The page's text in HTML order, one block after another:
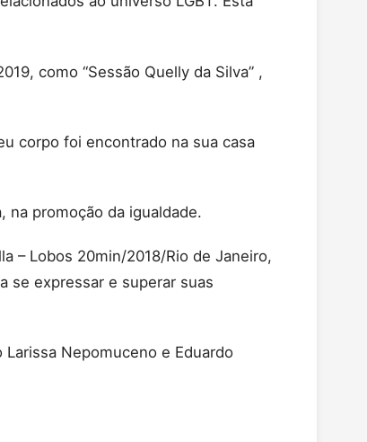
como “Sessão Quelly da Silva” ,
corpo foi encontrado na sua casa
na promoção da igualdade.
– Lobos 20min/2018/Rio de Janeiro,
se expressar e superar suas
Nepomuceno e Eduardo